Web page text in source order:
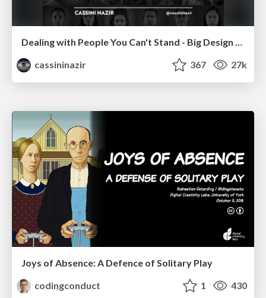
Dealing with People You Can't Stand - Big Design 2015
cassininazir
367 27k
Joys of Absence: A Defence of Solitary Play
codingconduct
1 430